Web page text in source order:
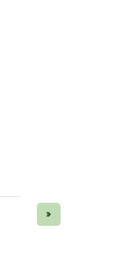
Marta Fernández -
10 May, 2026